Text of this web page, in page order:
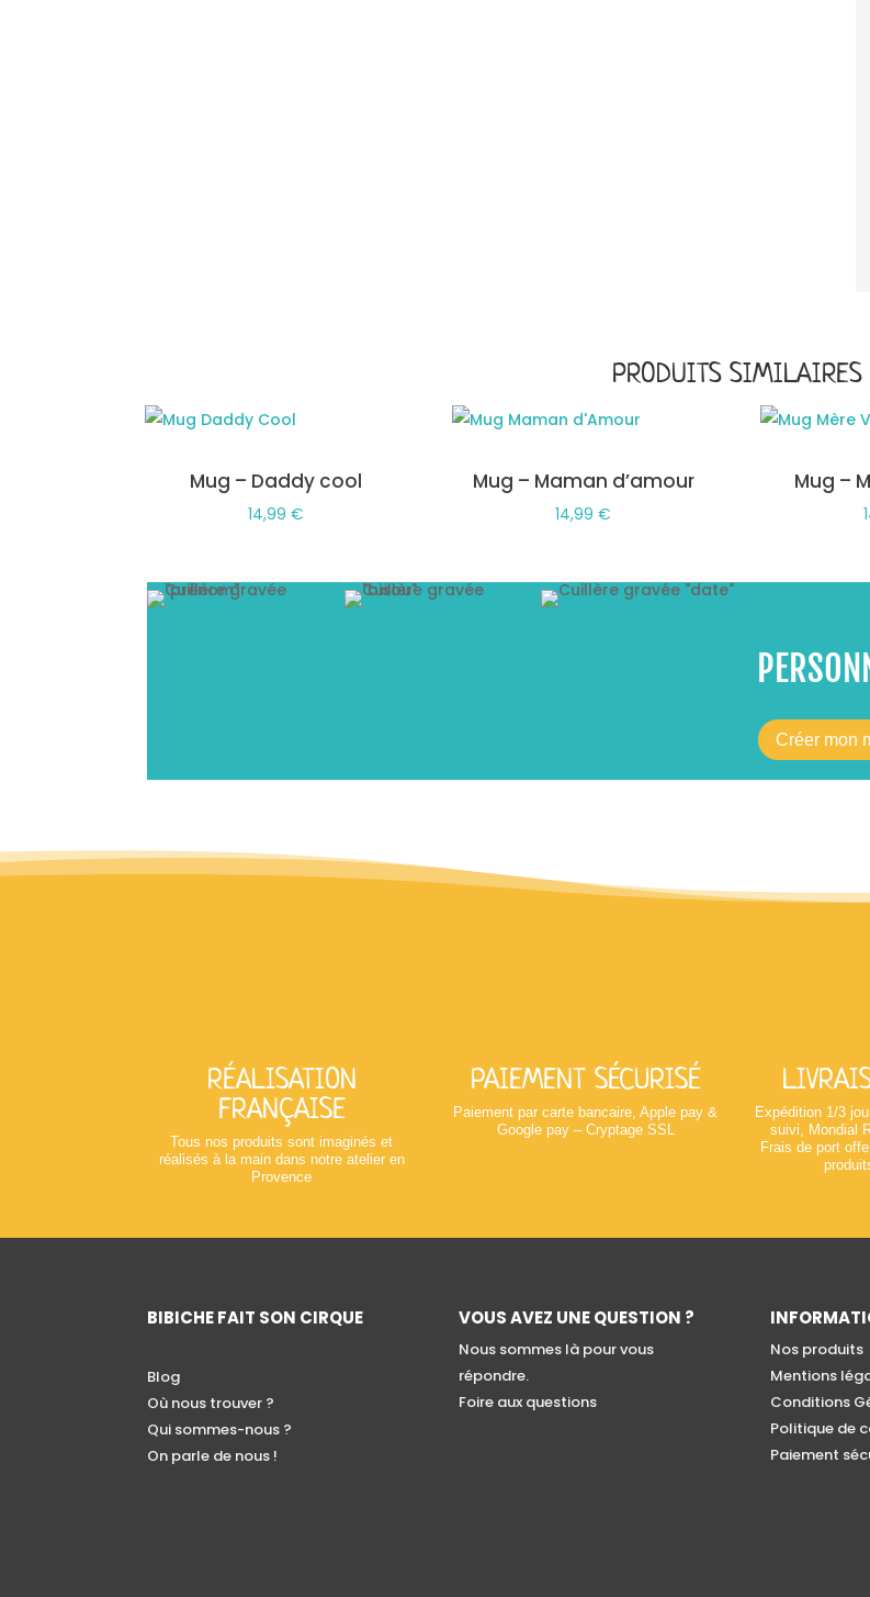
PRODUITS SIMILAIRES
Mug – Daddy cool
14,99€
Mug – Maman d’amour
14,99€
Mug –
Créer mon
RÉALISATION
FRANÇAISE
Tous nos produits sont imaginés et
réalisés à la main dans notre atelier en
Provence
PAIEMENT SÉCURISÉ
Paiement par carte bancaire, Apple pay &
Google pay – Cryptage SSL
Expédition 1/3
suivi, Mondial
Frais de port
BIBICHE FAIT SON CIRQUE
Blog
Où nous trouver ?
Qui sommes-nous ?
On parle de nous !
VOUS AVEZ UNE QUESTION ?
Nous sommes là pour vous
répondre.
Foire aux questions
Nos produits
Mentions
Conditions
Politique de
Paiement